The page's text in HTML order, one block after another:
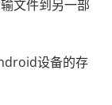
文件到另一部
设备的存